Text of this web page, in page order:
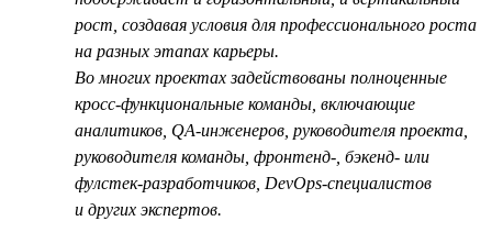
рост, создавая условия для профессионального роста
на разных этапах карьеры.
Во многих проектах задействованы полноценные
кросс-функциональные команды, включающие
аналитиков, QA-инженеров, руководителя проекта,
руководителя команды, фронтенд-, бэкенд- или
фулстек-разработчиков, DevOps-специалистов
и других экспертов.